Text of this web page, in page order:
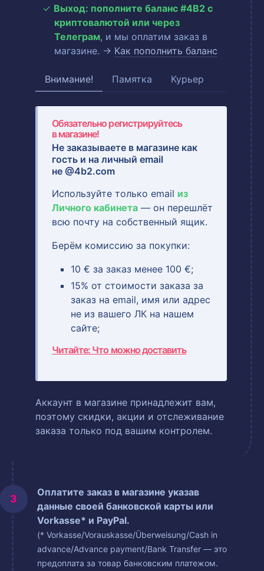
Выход: пополните баланс #4B2 с
криптовалютой или через
Телеграм, и мы оплатим заказ в
магазине. → Как пополнить баланс
Внимание! Памятка Курьер
Обязательно регистрируйтесь
в магазине!
Не заказываете в магазине как
гость и на личный email
не @4b2.com
Используйте только email из
Личного кабинета — он перешлёт
всю почту на собственный ящик.
Берём комиссию за покупки:
10 € за заказ менее 100 €;
15% от стоимости заказа за
заказ на email, имя или адрес
не из вашего ЛК на нашем
сайте;
Читайте: Что можно доставить
Аккаунт в магазине принадлежит вам,
поэтому скидки, акции и отслеживание
заказа только под вашим контролем.
Оплатите заказ в магазине указав
данные своей банковской карты или
Vorkasse* и PayPal.
(* Vorkasse/Vorauskasse/Überweisung/Cash in
advance/Advance payment/Bank Transfer — это
предоплата за товар банковским платежом.